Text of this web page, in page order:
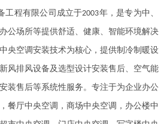
工程有限公司成立于2003年，是专为中、
公场所等提供舒适、健康、智能环境解决
央空调安装技术为核心，提供制冷制暖设
风排风设备及选型设计安装售后、空气能
装售后等系统性服务。专注于为企业办公
餐厅中央空调，商场中央空调，办公楼中